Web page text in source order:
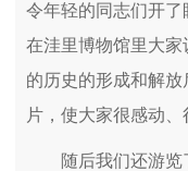
令年轻的同志们开了
在洼里博物馆里大
的历史的形成和解
片，使大家很感动、
随后我们还游